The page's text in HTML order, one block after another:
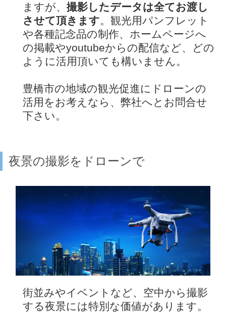
ますが、 撮影したデータは全てお渡し
させて頂きます。観光用パンフレット
や各種記念品の制作、ホームページへ
の掲載やyoutubeからの配信など、どの
ように活用頂いても構いません。
豊橋市の地域の観光促進にドローンの
活用をお考えなら、弊社へとお問合せ
下さい。
夜景の撮影をドローンで
街並みやイベントなど、空中から撮影
する夜景には特別な価値があります。